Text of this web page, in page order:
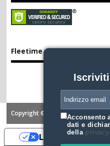
Acconsento
dati e
della
Fleetime App
Copyright ©2026. FLEETIME
Le tue preferenze